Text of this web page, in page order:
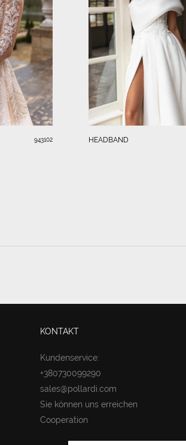
943102 HEADBAND
KONTAKT
Kundenservice:
+380730099290
sales@pollardi.com
Sie können uns erreichen
Cooperation